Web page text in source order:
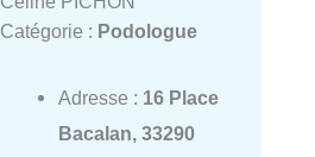
Catégorie : Podologue
Adresse : 16 Place
Bacalan, 33290